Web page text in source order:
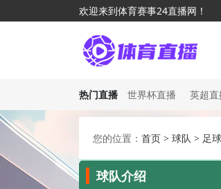
欢迎来到体育赛事24直播网！
热门直播 世界杯直播 英超直
您的位置： 首页 > 球队 > 足
球队介绍